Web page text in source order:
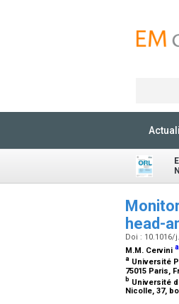
head-
Doi : 10.1016/
M.M. Cervini a
a Université
75015 Paris,
b Université
Nicolle, 37,